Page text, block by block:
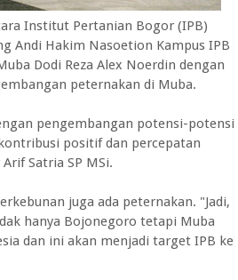
Institut Pertanian Bogor (IPB)
Andi Hakim Nasoetion Kampus IPB
Dodi Reza Alex Noerdin dengan
peternakan di Muba.
pengembangan potensi-potensi
positif dan percepatan
Satria SP MSi.
juga ada peternakan. "Jadi,
hanya Bojonegoro tetapi Muba
dan ini akan menjadi target IPB ke